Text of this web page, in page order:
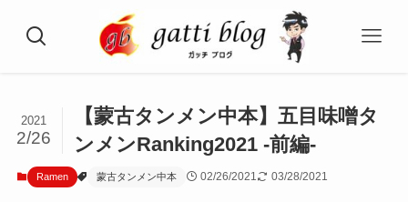
【蒙古タンメン中本】五目味噌タ
ンメンRanking2021 -前編-
2021
2/26
Ramen 蒙古タンメン中本 02/26/2021 03/28/2021